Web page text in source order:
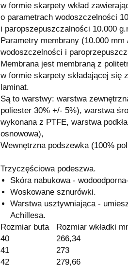
w formie skarpety wkład
o parametrach wodoszczelności
i paropszepuszczalności 10.000
Parametry membrany (10.000
wodoszczelności i
Membrana jest membraną z
w formie skarpety składającej się
laminat.
Są to warstwy: warstwa
poliester 30% +/- 5%), warstwa
wykonana z PTFE, warstwa
osnowowa),
Wewnętrzna podszewka (100%
Trzyczęściowa podeszwa.
Skóra nabukowa -
Woskowane sznurówki.
Warstwa usztywniająca -
Achillesa.
Rozmiar buta Rozmiar wkładki
40
266,34
41
273
42
279,66